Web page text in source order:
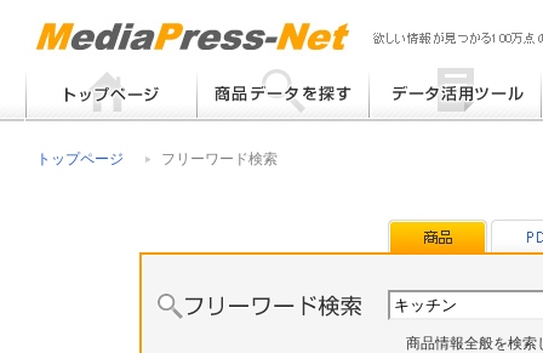
メーカー別検索
トップページ フリーワード検索
商品情報全般を検索